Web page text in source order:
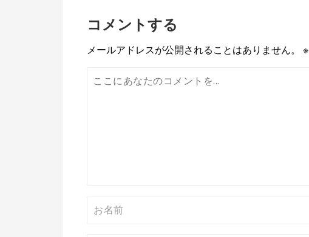
ナ
ビ
ゲ
コメントする
メールアドレスが公開されることはありません。 ※